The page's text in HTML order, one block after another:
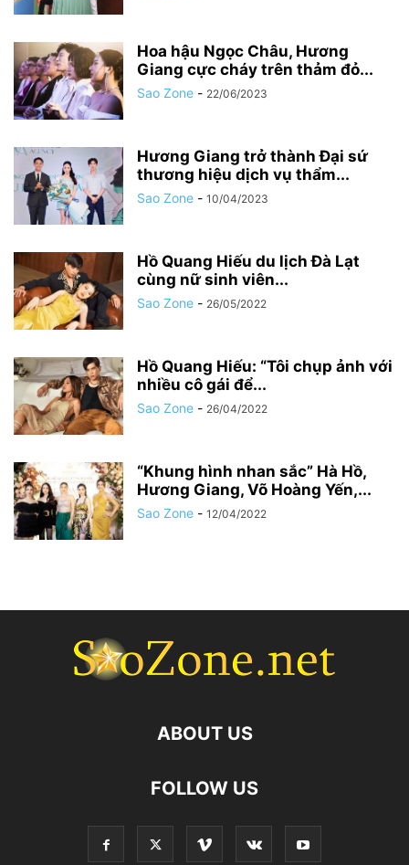
Hoa hậu Ngọc Châu, Hương
Giang cực cháy trên thảm đỏ...
Sao Zone - 22/06/2023
Hương Giang trở thành Đại sứ
thương hiệu dịch vụ thẩm...
Sao Zone - 10/04/2023
Hồ Quang Hiếu du lịch Đà Lạt
cùng nữ sinh viên...
Sao Zone - 26/05/2022
Hồ Quang Hiếu: “Tôi chụp ảnh với
nhiều cô gái để...
Sao Zone - 26/04/2022
“Khung hình nhan sắc” Hà Hồ,
Hương Giang, Võ Hoàng Yến,...
Sao Zone - 12/04/2022
ABOUT US
FOLLOW US